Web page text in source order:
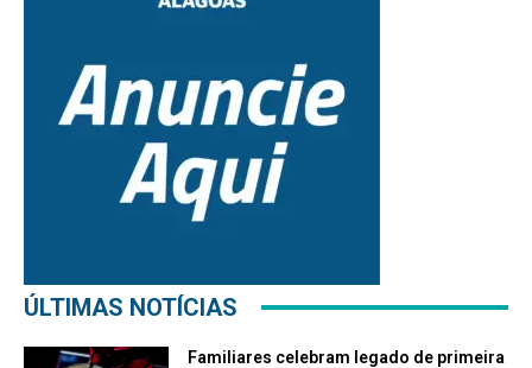
ÚLTIMAS NOTÍCIAS
Familiares celebram legado de primeira